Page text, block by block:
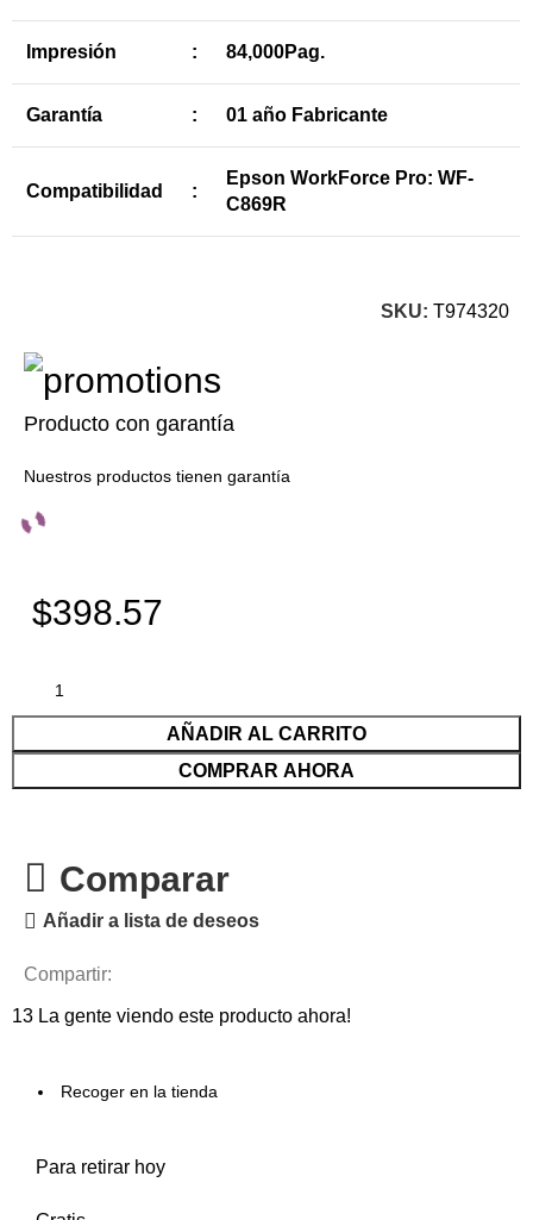
Impresión : 84,000Pag.
Garantía : 01 año Fabricante
Compatibilidad :
Epson WorkForce Pro: WF-
C869R
SKU: T974320
Producto con garantía
Nuestros productos tienen garantía
$398.57
AÑADIR AL CARRITO
COMPRAR AHORA
Comparar
Añadir a lista de deseos
Compartir:
13 La gente viendo este producto ahora!
Recoger en la tienda
Para retirar hoy